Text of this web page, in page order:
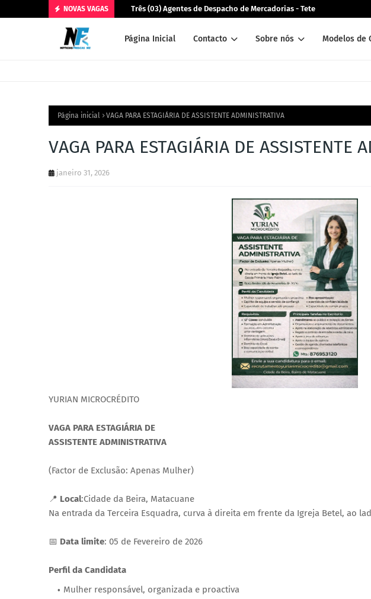
NOVAS VAGAS Três (03) Agentes de Despacho de Mercadorias - Tete
Página Inicial Contacto Sobre nós Modelos de
Página inicial VAGA PARA ESTAGIÁRIA DE ASSISTENTE ADMINISTRATIVA
VAGA PARA ESTAGIÁRIA DE ASSISTENTE
janeiro 31, 2026
YURIAN MICROCRÉDITO
VAGA PARA ESTAGIÁRIA DE
ASSISTENTE ADMINISTRATIVA
(Factor de Exclusão: Apenas Mulher)
📍 Local:Cidade da Beira, Matacuane
Na entrada da Terceira Esquadra, curva à direita em frente da Igreja Betel, ao
📅 Data limite: 05 de Fevereiro de 2026
Perfil da Candidata
Mulher responsável, organizada e proactiva